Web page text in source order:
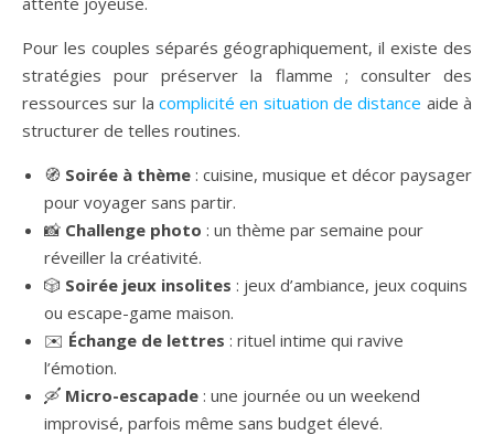
Pour les couples séparés géographiquement, il existe des
stratégies pour préserver la flamme ; consulter des
ressources sur la complicité en situation de distance aide à
structurer de telles routines.
🧭 Soirée à thème : cuisine, musique et décor paysager
pour voyager sans partir.
📸 Challenge photo : un thème par semaine pour
réveiller la créativité.
🎲 Soirée jeux insolites : jeux d’ambiance, jeux coquins
ou escape-game maison.
✉️ Échange de lettres : rituel intime qui ravive
l’émotion.
🛶 Micro-escapade : une journée ou un weekend
improvisé, parfois même sans budget élevé.